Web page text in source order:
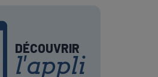
DÉCOUVRIR
l'appli